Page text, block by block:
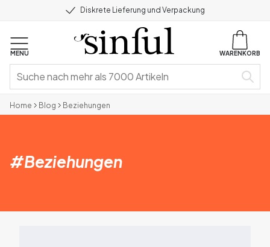
Diskrete Lieferung und Verpackung
MENU WARENKORB
Home Blog Beziehungen
#Beziehungen